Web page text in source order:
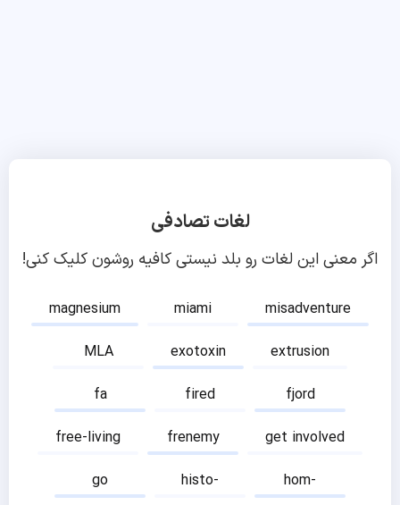
لغات تصادفی
اگر معنی این لغات رو بلد نیستی کافیه روشون کلیک کنی!
magnesium miami
misadventure
MLA
exotoxin
extrusion
fa
fired
fjord
free-living
frenemy
get involved
go
histo-
hom-